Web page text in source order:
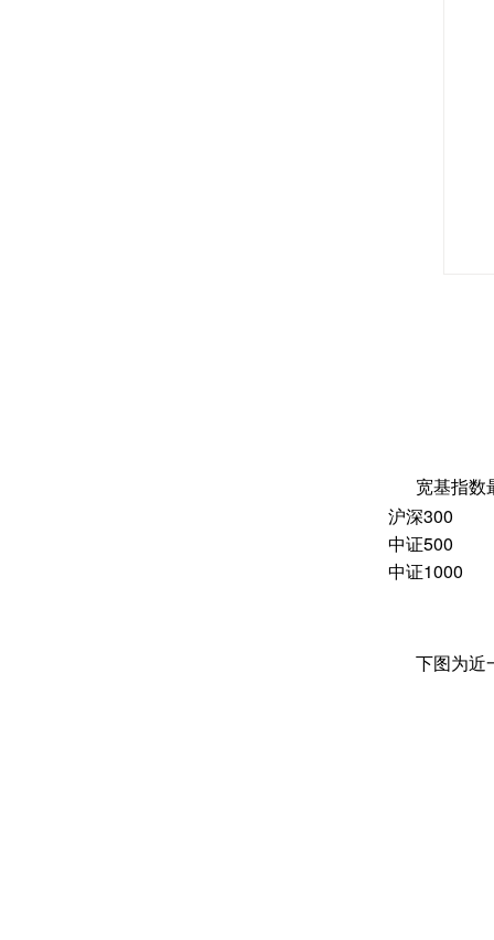
宽基指数
沪深300
中证500
中证1000
下图为近